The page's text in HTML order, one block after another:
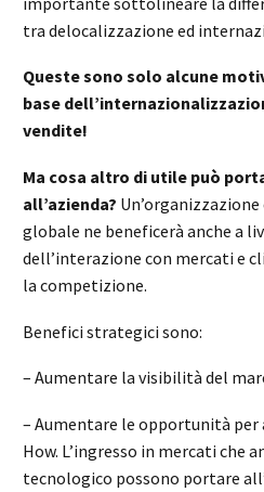
tra delocalizzazione ed
Queste sono solo alcune
base
vendite!
Ma cosa altro di utile può
all’azienda?
globale ne beneficerà anche a
dell’interazione con mercati e
la competizione.
Benefici strategici sono:
– Aumentare la visibilità del
– Aumentare le opportunità per
How. L’ingresso in mercati che
tecnologico possono portare